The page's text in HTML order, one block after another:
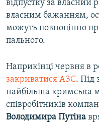
відпустку за власний
власним бажанням,
можуть повноцінно
пального.
Наприкінці червня в
закриватися АЗС. Під
найбільша кримська
співробітників
Володимира Путіна